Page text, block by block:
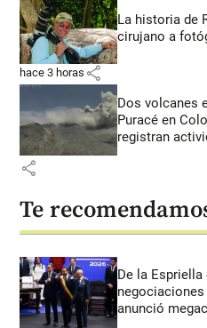
La historia de
cirujano a
hace 3 horas share
Dos volcanes
Puracé en
registran
share
Te
De la
anunció